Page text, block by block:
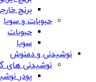
برنج
حبوبات و سویا
حبوبات
سویا
نوشیدنی و دمنوش
نوشیدنی های
پودر